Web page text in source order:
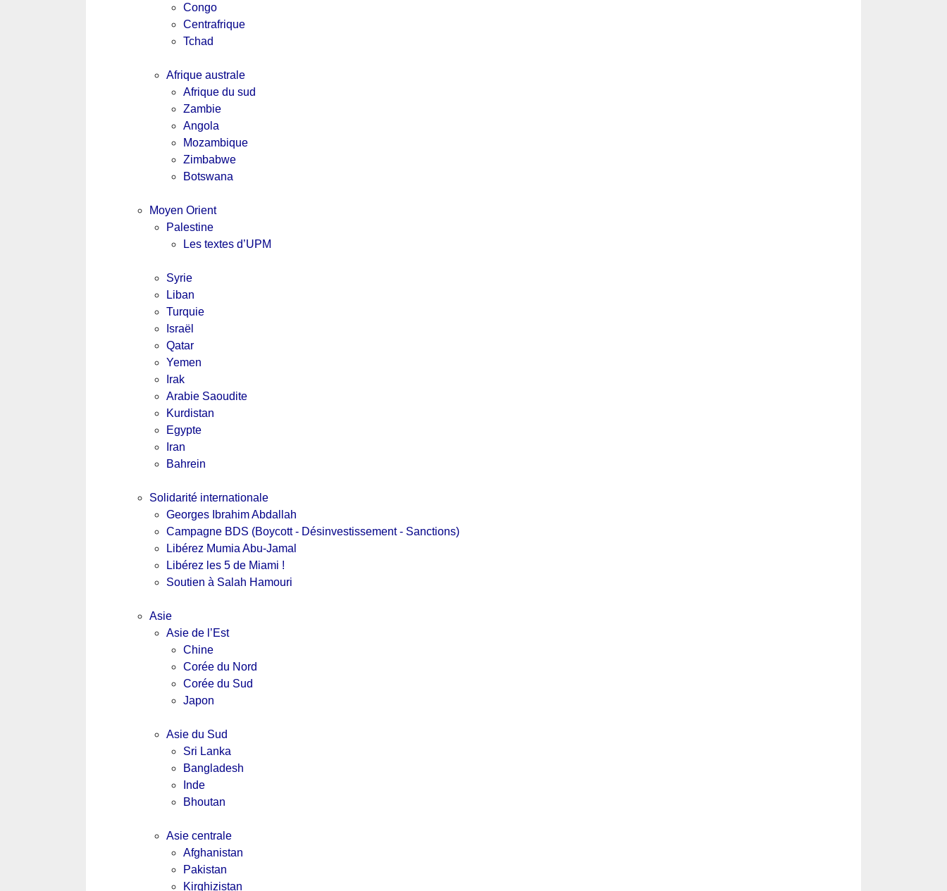
Congo
Centrafrique
Tchad
Afrique australe
Afrique du sud
Zambie
Angola
Mozambique
Zimbabwe
Botswana
Moyen Orient
Palestine
Les textes d’UPM
Syrie
Liban
Turquie
Israël
Qatar
Yemen
Irak
Arabie Saoudite
Kurdistan
Egypte
Iran
Bahrein
Solidarité internationale
Georges Ibrahim Abdallah
Campagne BDS (Boycott - Désinvestissement - Sanctions)
Libérez Mumia Abu-Jamal
Libérez les 5 de Miami !
Soutien à Salah Hamouri
Asie
Asie de l’Est
Chine
Corée du Nord
Corée du Sud
Japon
Asie du Sud
Sri Lanka
Bangladesh
Inde
Bhoutan
Asie centrale
Afghanistan
Pakistan
Kirghizistan